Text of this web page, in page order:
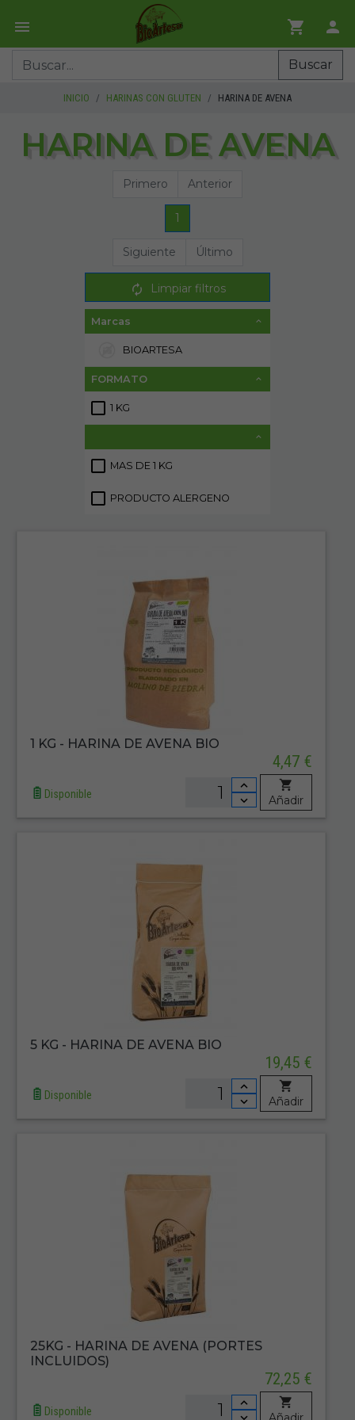
Buscar
INICIO HARINAS CON GLUTEN HARINA DE AVENA
HARINA DE AVENA
Primero Anterior
1
Siguiente Último
Limpiar filtros
Marcas
BIOARTESA
FORMATO
1 KG
MAS DE 1 KG
PRODUCTO ALERGENO
1 KG - HARINA DE AVENA BIO
4,47 €
Disponible Añadir
5 KG - HARINA DE AVENA BIO
19,45 €
Disponible Añadir
25KG - HARINA DE AVENA (PORTES
INCLUIDOS)
72,25 €
Disponible